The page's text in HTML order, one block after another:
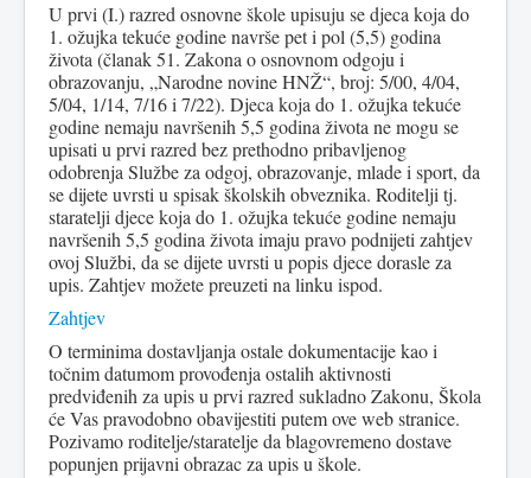
U prvi (I.) razred osnovne škole upisuju se djeca koja do
1. ožujka tekuće godine navrše pet i pol (5,5) godina
života (članak 51. Zakona o osnovnom odgoju i
obrazovanju, „Narodne novine HNŽ“, broj: 5/00, 4/04,
5/04, 1/14, 7/16 i 7/22). Djeca koja do 1. ožujka tekuće
godine nemaju navršenih 5,5 godina života ne mogu se
upisati u prvi razred bez prethodno pribavljenog
odobrenja Službe za odgoj, obrazovanje, mlade i sport, da
se dijete uvrsti u spisak školskih obveznika. Roditelji tj.
staratelji djece koja do 1. ožujka tekuće godine nemaju
navršenih 5,5 godina života imaju pravo podnijeti zahtjev
ovoj Službi, da se dijete uvrsti u popis djece dorasle za
upis. Zahtjev možete preuzeti na linku ispod.
Zahtjev
O terminima dostavljanja ostale dokumentacije kao i
točnim datumom provođenja ostalih aktivnosti
predviđenih za upis u prvi razred sukladno Zakonu, Škola
će Vas pravodobno obavijestiti putem ove web stranice.
Pozivamo roditelje/staratelje da blagovremeno dostave
popunjen prijavni obrazac za upis u škole.